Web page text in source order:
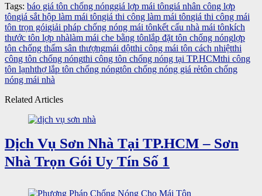
Tags: báo giá tôn chống nónggiá lợp mái tôngiá nhân công lợp
tôngiá sắt hộp làm mái tôngiá thi công làm mái tôngiá thi công mái
tôn trọn góigiải pháp chống nóng mái tônkết cấu nhà mái tônkích
thước tôn lợp nhàlàm mái che bằng tônlắp đặt tôn chống nónglợp
tôn chống thấm sân thượngmái dộtthi công mái tôn cách nhiệtthi
công tôn chống nóngthi công tôn chống nóng tại TP.HCMthi công
tôn lạnhthợ lắp tôn chống nóngtôn chống nóng giá rẻtôn chống
nóng mái nhà
Related Articles
Dịch Vụ Sơn Nhà Tại TP.HCM – Sơn
Nhà Trọn Gói Uy Tín Số 1